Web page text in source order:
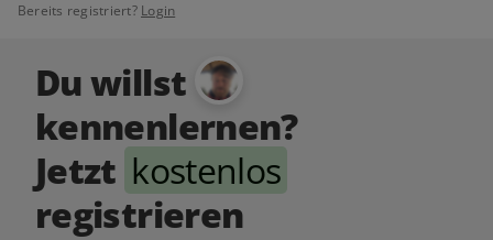
Bereits registriert? Login
Du willst
kennenlernen?
Jetzt kostenlos
registrieren